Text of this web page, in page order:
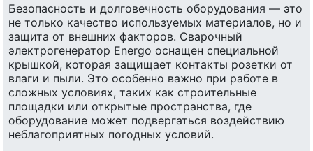
Безопасность и долговечность оборудования — это
не только качество используемых материалов, но и
защита от внешних факторов. Сварочный
электрогенератор Energo оснащен специальной
крышкой, которая защищает контакты розетки от
влаги и пыли. Это особенно важно при работе в
сложных условиях, таких как строительные
площадки или открытые пространства, где
оборудование может подвергаться воздействию
неблагоприятных погодных условий.